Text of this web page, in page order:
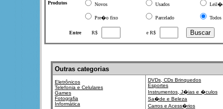
Produtos Novos Usados
Pre�o fixo Parcelado Todos
Entre R$ e R$
Outras categorias
Eletrônicos
Telefonia e Celulares
Games
Fotografia
Informática
DVDs, CDs Brinquedos
Esportes
Instrumentos, J�ias e �culos
Sa�de e Beleza
Carros e Acess�rios